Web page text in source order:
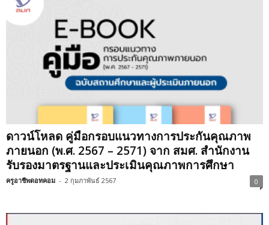
ดาวน์โหลด คู่มือกรอบแนวทางการประกันคุณภาพ
ภายนอก (พ.ศ. 2567 – 2571) จาก สมศ. สำนักงาน
รับรองมาตรฐานและประเมินคุณภาพการศึกษา
ครูอาชีพดอทคอม - 2 กุมภาพันธ์ 2567 0